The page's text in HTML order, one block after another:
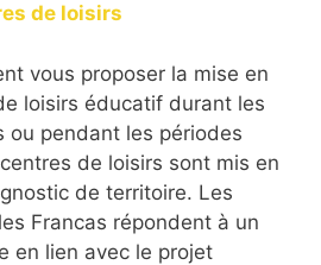
de loisirs
vous proposer la mise en
loisirs éducatif durant les
ou pendant les périodes
de loisirs sont mis en
de territoire. Les
Francas répondent à un
en lien avec le projet